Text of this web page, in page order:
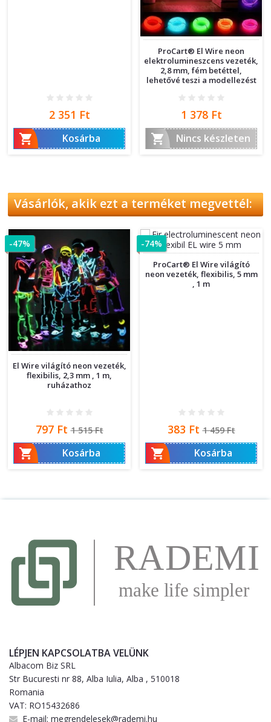
Ár
2 351 Ft

Kosárba
ProCart® El Wire neon
elektrolumineszcens vezeték,
2,8 mm, fém betéttel,
lehetővé teszi a modellezést
Ár
1 378 Ft

Nincs készleten
Vásárlók, akik ezt a terméket megvettél:
El Wire világító neon vezeték,
flexibilis, 2,3 mm , 1 m,
ruházathoz
Ár
797 Ft Normál
ár
1 515 Ft
 Kosárba
-47%
ProCart® El Wire világító
neon vezeték, flexibilis, 5 mm
, 1 m
Ár
383 Ft Normál
ár
1 459 Ft
 Kosárba
-74%
LÉPJEN KAPCSOLATBA VELÜNK
Albacom Biz SRL
Str Bucuresti nr 88, Alba Iulia, Alba , 510018
Romania
VAT: RO15432686
E-mail: megrendelesek@rademi.hu